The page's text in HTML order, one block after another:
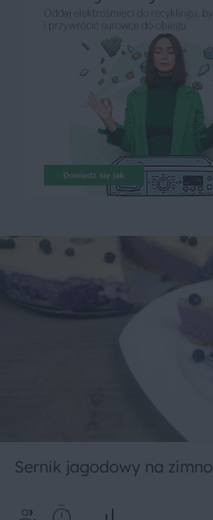
Sernik jagodowy na zimno